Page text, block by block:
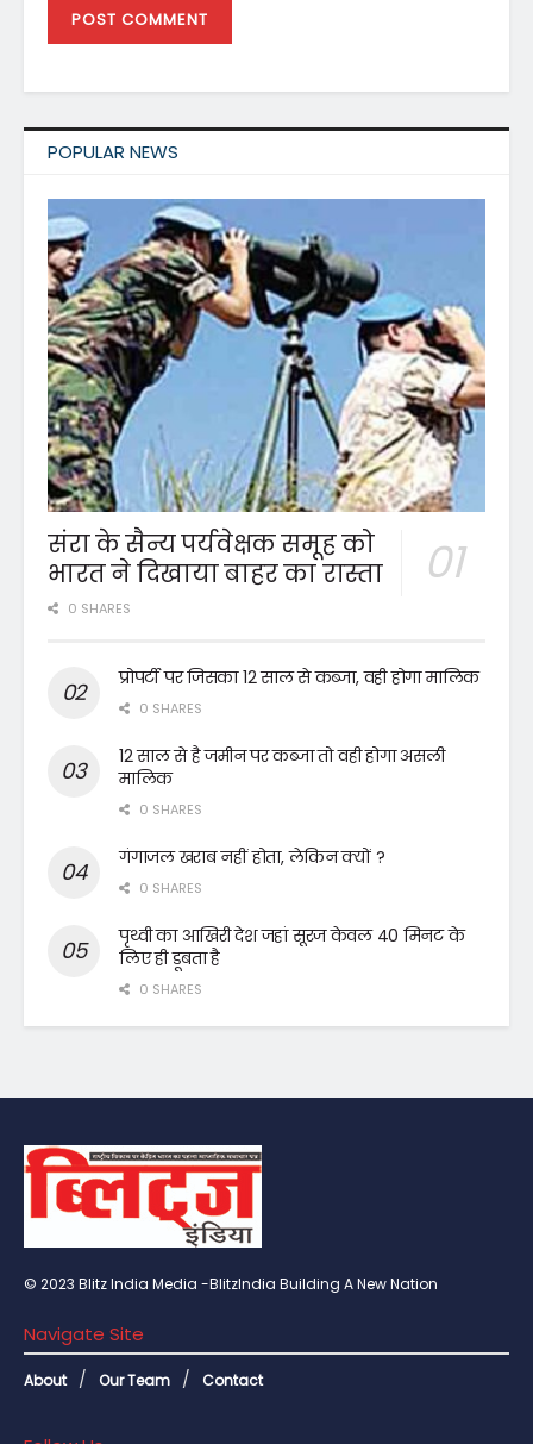
POPULAR NEWS
संरा के सैन्य पर्यवेक्षक समूह को
भारत ने दिखाया बाहर का रास्ता
0 SHARES
प्रोपर्टी पर जिसका 12 साल से कब्जा, वही होगा मालिक
0 SHARES
12 साल से है जमीन पर कब्जा तो वही होगा असली
मालिक
0 SHARES
गंगाजल खराब नहीं होता, लेकिन क्यों ?
0 SHARES
पृथ्वी का आखिरी देश जहां सूरज केवल 40 मिनट के
लिए ही डूबता है
0 SHARES
© 2023 Blitz India Media -BlitzIndia Building A New Nation
Navigate Site
About Our Team Contact